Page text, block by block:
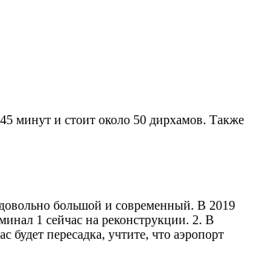
минут и стоит около 50 дирхамов. Также
довольно большой и современный. В 2019
1 сейчас на реконструкции. 2. В
пересадка, учтите, что аэропорт